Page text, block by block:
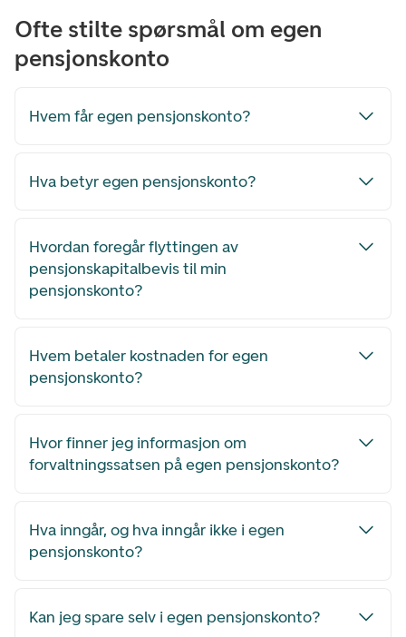
Ofte stilte spørsmål om egen
pensjonskonto
Hvem får egen pensjonskonto?
Hva betyr egen pensjonskonto?
Hvordan foregår flyttingen av
pensjonskapitalbevis til min
pensjonskonto?
Hvem betaler kostnaden for egen
pensjonskonto?
Hvor finner jeg informasjon om
forvaltningssatsen på egen pensjonskonto?
Hva inngår, og hva inngår ikke i egen
pensjonskonto?
Kan jeg spare selv i egen pensjonskonto?